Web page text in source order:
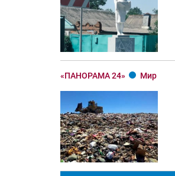
«ПАНОРАМА 24» Мир